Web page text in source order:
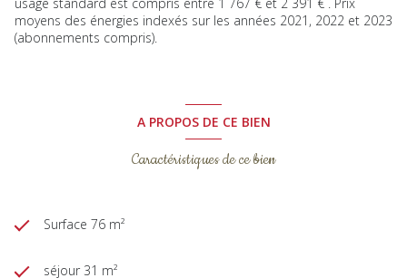
usage standard est compris entre 1 767 € et 2 391 € . Prix
moyens des énergies indexés sur les années 2021, 2022 et 2023
(abonnements compris).
A PROPOS DE CE BIEN
Caractéristiques de ce bien
Surface 76 m²
séjour 31 m²